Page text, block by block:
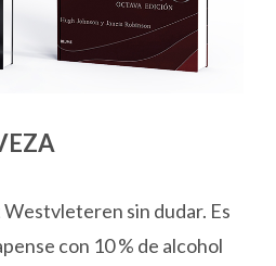
sin dudar. Es
con 10 % de alcohol